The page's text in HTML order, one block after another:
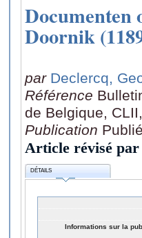
Documenten
Doornik
par Declercq,
Référence
de Belgique,
Publication
Article révisé par
DÉTAILS
Informations sur la